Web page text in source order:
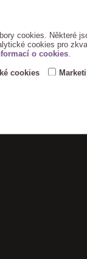
cookies. Některé
cookies pro
o cookies.
cookies